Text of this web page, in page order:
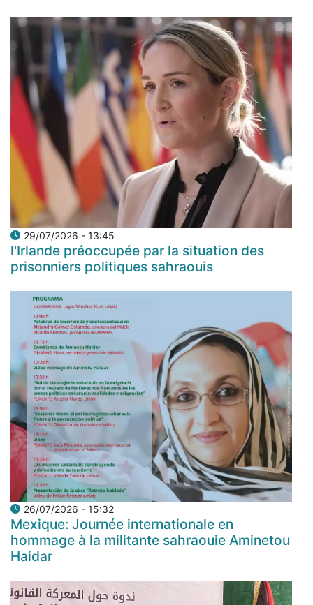
29/07/2026 - 13:45
l'Irlande préoccupée par la situation des
prisonniers politiques sahraouis
26/07/2026 - 15:32
Mexique: Journée internationale en
hommage à la militante sahraouie Aminetou
Haidar